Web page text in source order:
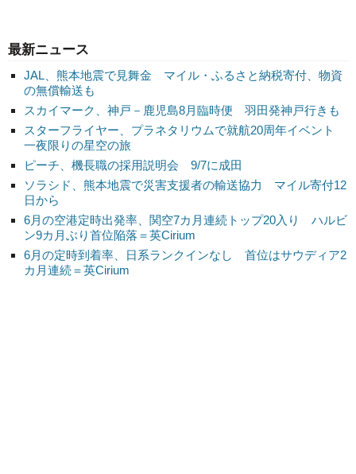
最新ニュース
JAL、熊本地震で見舞金 マイル・ふるさと納税寄付、物資
の無償輸送も
スカイマーク、神戸－鹿児島8月臨時便 羽田発神戸行きも
スターフライヤー、プラネタリウムで就航20周年イベント
一夜限りの星空の旅
ピーチ、機長職の採用説明会 9/7に成田
ソラシド、熊本地震で災害支援者の輸送協力 マイル寄付12
日から
6月の空港定時出発率、関空7カ月連続トップ20入り ハルビ
ン9カ月ぶり首位陥落＝英Cirium
6月の定時到着率、日系ランクインなし 首位はサウディア2
カ月連続＝英Cirium